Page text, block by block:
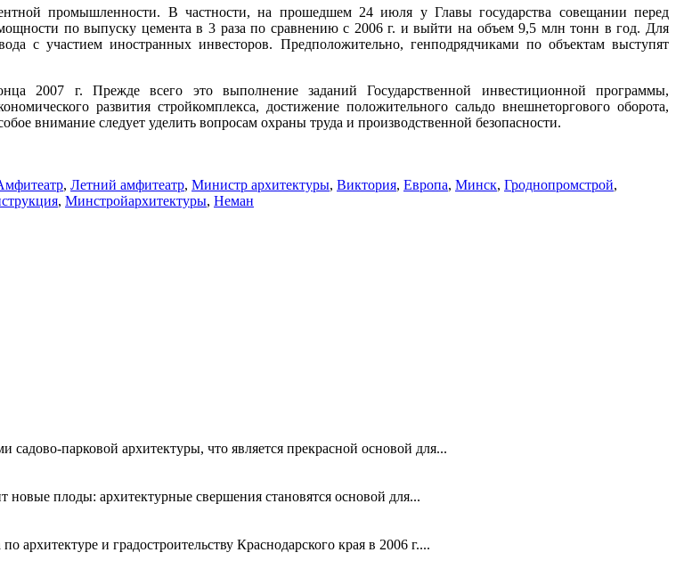
промышленности. В частности, на прошедшем 24 июля у Главы государства совещании перед
по выпуску цемента в 3 раза по сравнению с 2006 г. и выйти на объем 9,5 млн тонн в год. Для
с участием иностранных инвесторов. Предположительно, генподрядчиками по объектам выступят
2007 г. Прежде всего это выполнение заданий Государственной инвестиционной программы,
развития стройкомплекса, достижение положительного сальдо внешнеторгового оборота,
внимание следует уделить вопросам охраны труда и производственной безопасности.
, Летний амфитеатр, Министр архитектуры, Виктория, Европа, Минск, Гроднопромстрой,
, Минстройархитектуры, Неман
парковой архитектуры, что является прекрасной основой для...
новые плоды: архитектурные свершения становятся основой для...
и градостроительству Краснодарского края в 2006 г....